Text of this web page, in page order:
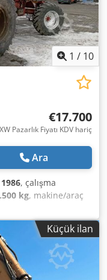
oluşan set
1 / 10
€17.700
Pazarlık Fiyatı KDV hariç
Ara
1986, çalışma
kg, makine/araç
akış Marka: Case
3.300 saat Bölüm
Çeşitli ekipman
Küçük ilan